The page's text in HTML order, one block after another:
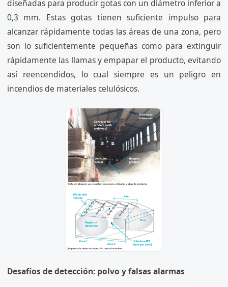
diseñadas para producir gotas con un diámetro inferior a
0,3 mm. Estas gotas tienen suficiente impulso para
alcanzar rápidamente todas las áreas de una zona, pero
son lo suficientemente pequeñas como para extinguir
rápidamente las llamas y empapar el producto, evitando
así reencendidos, lo cual siempre es un peligro en
incendios de materiales celulósicos.
Desafíos de detección: polvo y falsas alarmas